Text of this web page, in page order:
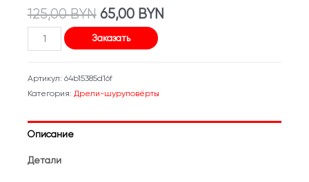
125,00BYN Первоначальная
цена
125,00 BYN.
65,00 BYNТекущая
Количество
товара
шуруповерт
BD
1213-
1
Заказать
Артикул: 64b15385d16f
Категория: Дрели-шуруповёрты
Описание
Детали